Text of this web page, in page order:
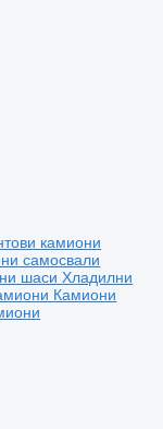
камиони
самосвали
шасиХладилни
Камиони